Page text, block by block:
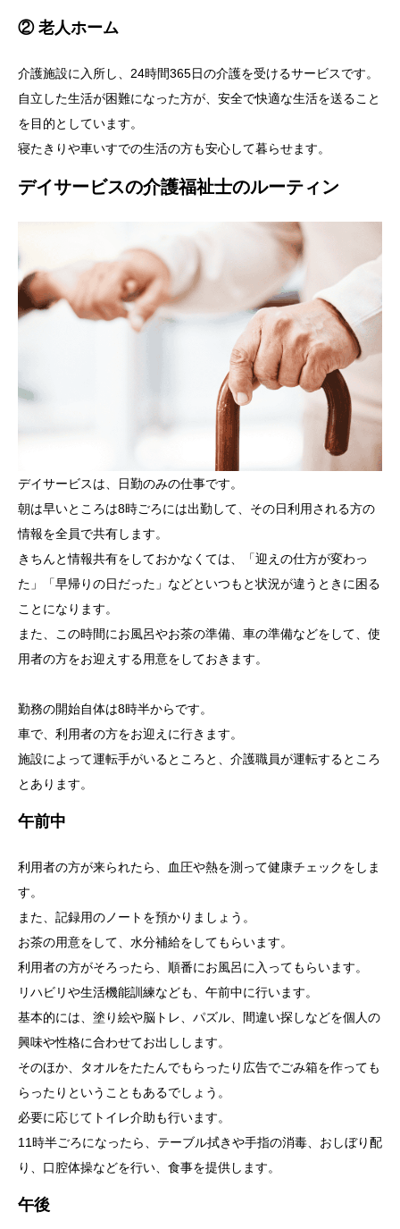
② 老人ホーム
介護施設に入所し、24時間365日の介護を受けるサービスです。
自立した生活が困難になった方が、安全で快適な生活を送ること
を目的としています。
寝たきりや車いすでの生活の方も安心して暮らせます。
デイサービスの介護福祉士のルーティン
デイサービスは、日勤のみの仕事です。
朝は早いところは8時ごろには出勤して、その日利用される方の
情報を全員で共有します。
きちんと情報共有をしておかなくては、「迎えの仕方が変わっ
た」「早帰りの日だった」などといつもと状況が違うときに困る
ことになります。
また、この時間にお風呂やお茶の準備、車の準備などをして、使
用者の方をお迎えする用意をしておきます。
勤務の開始自体は8時半からです。
車で、利用者の方をお迎えに行きます。
施設によって運転手がいるところと、介護職員が運転するところ
とあります。
午前中
利用者の方が来られたら、血圧や熱を測って健康チェックをしま
す。
また、記録用のノートを預かりましょう。
お茶の用意をして、水分補給をしてもらいます。
利用者の方がそろったら、順番にお風呂に入ってもらいます。
リハビリや生活機能訓練なども、午前中に行います。
基本的には、塗り絵や脳トレ、パズル、間違い探しなどを個人の
興味や性格に合わせてお出しします。
そのほか、タオルをたたんでもらったり広告でごみ箱を作っても
らったりということもあるでしょう。
必要に応じてトイレ介助も行います。
11時半ごろになったら、テーブル拭きや手指の消毒、おしぼり配
り、口腔体操などを行い、食事を提供します。
午後